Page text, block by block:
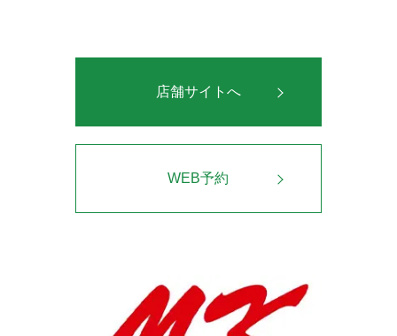
店舗サイトへ
WEB予約